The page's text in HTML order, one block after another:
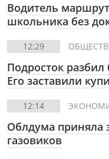
Водитель
школьника без
12:29
Подросток
Его заставили
12:14
Облдума приняла
газовиков